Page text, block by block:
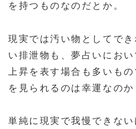
を持つものなのだとか。
現実では汚い物としてで
い排泄物も、夢占いにお
上昇を表す場合も多いも
を見られるのは幸運なのか
単純に現実で我慢できな